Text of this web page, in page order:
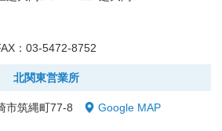
：03-5472-8752
北関東営業所
市筑縄町77-8 Google MAP